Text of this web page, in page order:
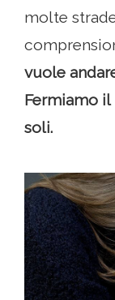
molte
vuole
Fermiamo
soli.